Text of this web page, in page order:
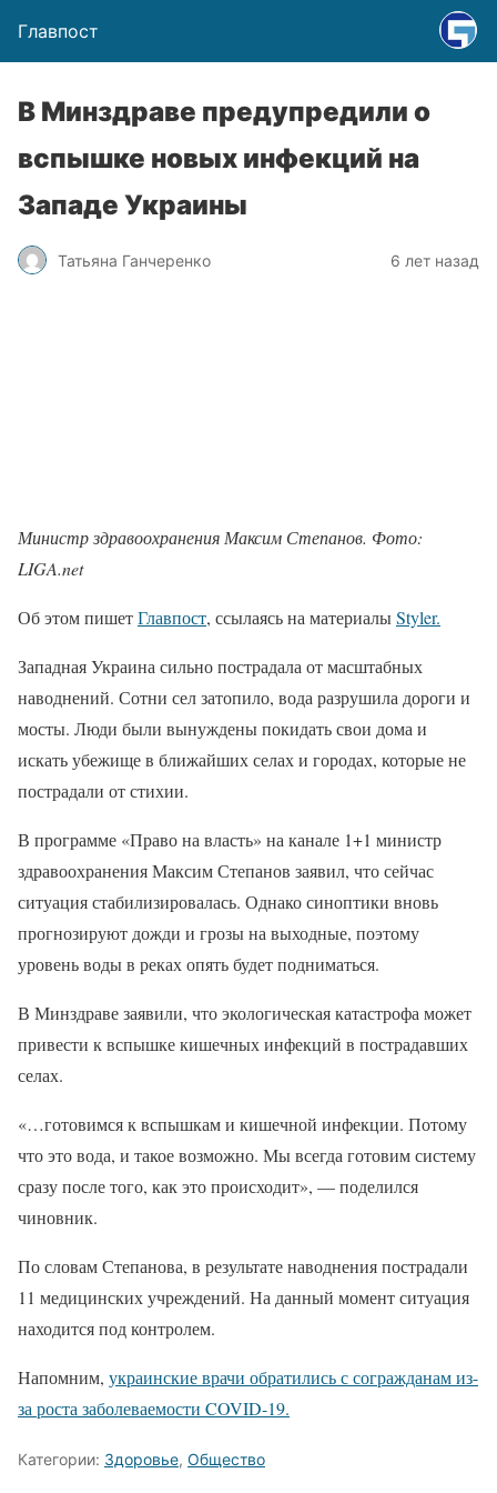
Главпост
В Минздраве предупредили о
вспышке новых инфекций на
Западе Украины
Татьяна Ганчеренко 6 лет назад
Министр здравоохранения Максим Степанов. Фото:
LIGA.net
Об этом пишетГлавпост, ссылаясь на материалыStyler.
Западная Украина сильно пострадала от масштабных
наводнений. Сотни сел затопило, вода разрушила дороги и
мосты. Люди были вынуждены покидать свои дома и
искать убежище в ближайших селах и городах, которые не
пострадали от стихии.
В программе «Право на власть» на канале 1+1 министр
здравоохранения Максим Степанов заявил, что сейчас
ситуация стабилизировалась. Однако синоптики вновь
прогнозируют дожди и грозы на выходные, поэтому
уровень воды в реках опять будет подниматься.
В Минздраве заявили, что экологическая катастрофа может
привести к вспышке кишечных инфекций в пострадавших
селах.
«…готовимся к вспышкам и кишечной инфекции. Потому
что это вода, и такое возможно. Мы всегда готовим систему
сразу после того, как это происходит», — поделился
чиновник.
По словам Степанова, в результате наводнения пострадали
11 медицинских учреждений. На данный момент ситуация
находится под контролем.
Напомним, украинские врачи обратились с согражданам из-
за роста заболеваемости COVID-19.
Категории: Здоровье, Общество